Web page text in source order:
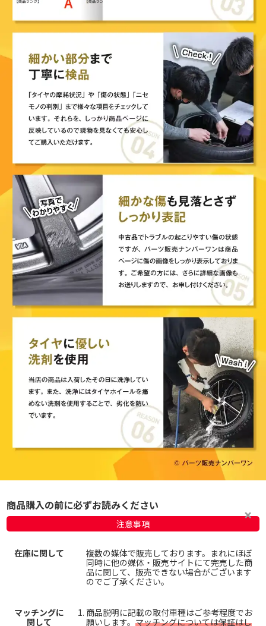
商品購入の前に必ずお読みください
注意事項
在庫に関して
複数の媒体で販売しております。まれにほぼ
同時に他の媒体・販売サイトにて完売した商
品に関して、販売できない場合がございます
のでご了承ください。
マッチングに
関して
商品説明に記載の取付車種はご参考程度でお
願いします。 マッチングについては保証はし